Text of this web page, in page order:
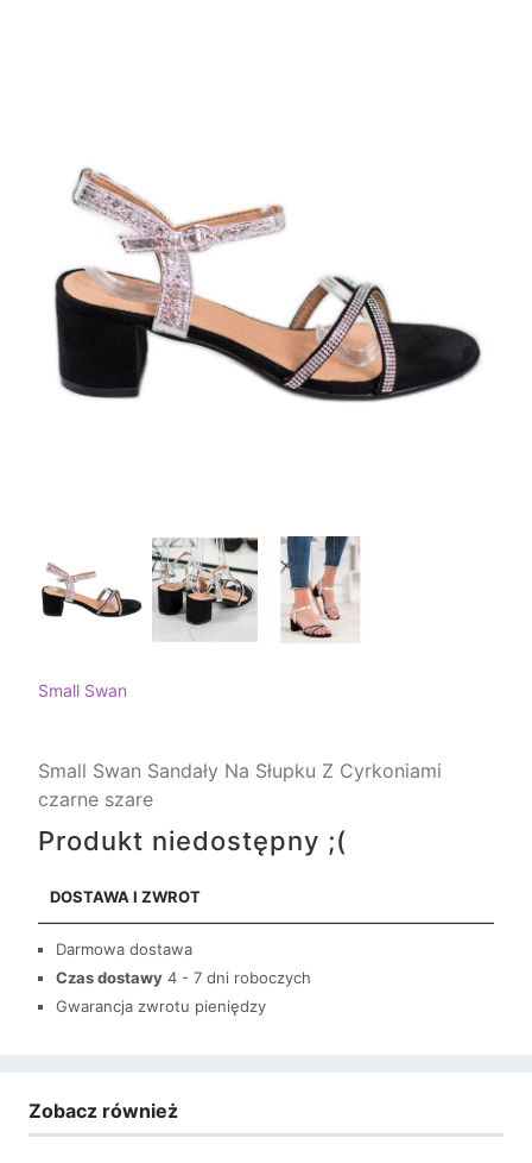
Small Swan
Small Swan Sandały Na Słupku Z Cyrkoniami
czarne szare
Produkt niedostępny ;(
DOSTAWA I ZWROT
Darmowa dostawa
Czas dostawy 4 - 7 dni roboczych
Gwarancja zwrotu pieniędzy
Zobacz również